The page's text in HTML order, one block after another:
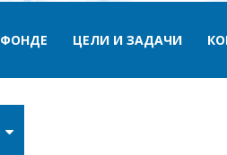
ЦЕЛИ И ЗАДАЧИ